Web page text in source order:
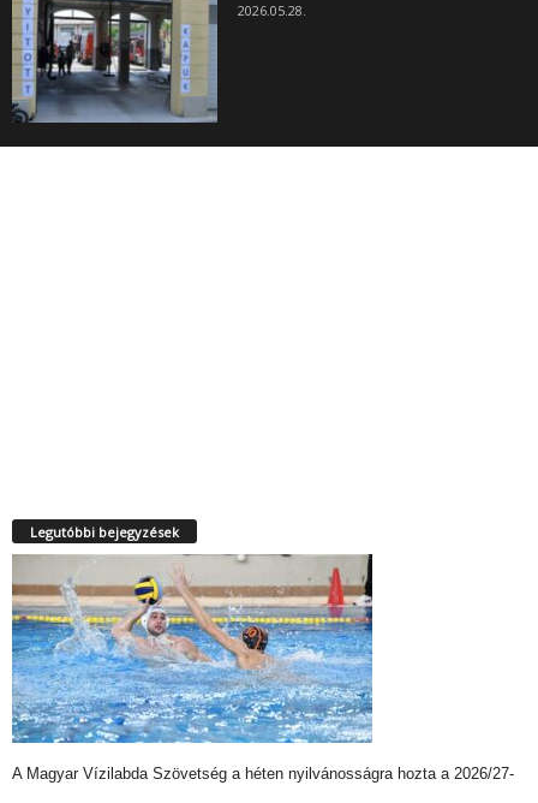
2026.05.28.
Legutóbbi bejegyzések
A Magyar Vízilabda Szövetség a héten nyilvánosságra hozta a 2026/27-